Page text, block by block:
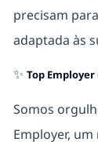
precisam
adaptada às
✨ Top Employer
Somos
Employer,